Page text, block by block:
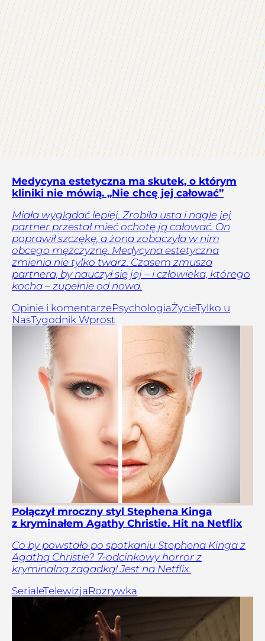
Medycyna estetyczna ma skutek, o którym
kliniki nie mówią. „Nie chcę jej całować”
Miała wyglądać lepiej. Zrobiła usta i nagle jej
partner przestał mieć ochotę ją całować. On
poprawił szczękę, a żona zobaczyła w nim
obcego mężczyznę. Medycyna estetyczna
zmienia nie tylko twarz. Czasem zmusza
partnera, by nauczył się jej – i człowieka, którego
kocha – zupełnie od nowa.
Opinie i komentarzePsychologiaŻycieTylko u
NasTygodnik Wprost
Połączył mroczny styl Stephena Kinga
z kryminałem Agathy Christie. Hit na Netflix
Co by powstało po spotkaniu Stephena Kinga z
Agathą Christie? 7-odcinkowy horror z
kryminalną zagadką! Jest na Netflix.
SerialeTelewizjaRozrywka